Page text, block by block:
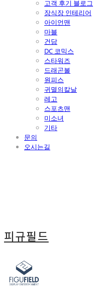
고객 후기 블로그
장식장 인테리어
아이언맨
마블
건담
DC 코믹스
스타워즈
드래곤볼
원피스
귀멸의칼날
레고
스포츠맨
미소녀
기타
문의
오시는길
피규필드